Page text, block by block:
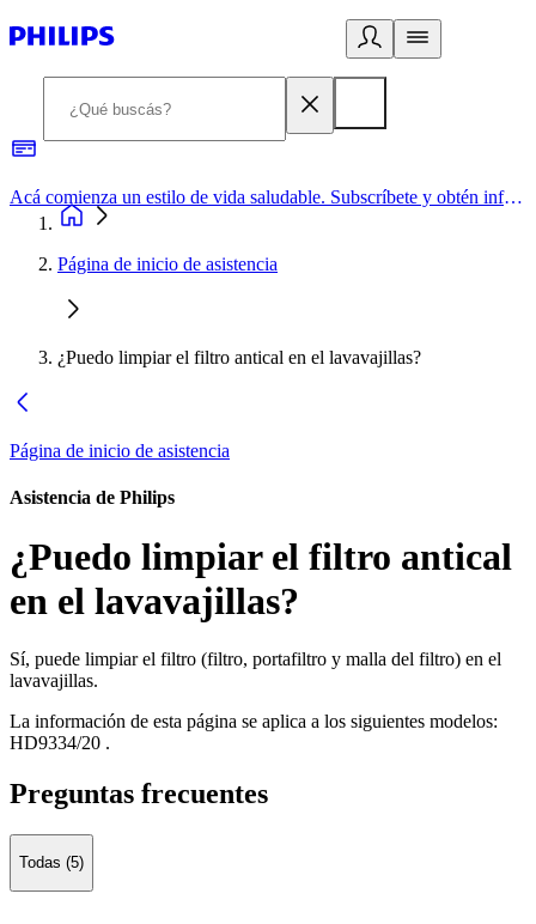
Acá comienza un estilo de vida saludable. Subscríbete y obtén información de primera mano
Página de inicio de asistencia
¿Puedo limpiar el filtro antical en el lavavajillas?
Página de inicio de asistencia
Asistencia de Philips
¿Puedo limpiar el filtro antical
en el lavavajillas?
Sí, puede limpiar el filtro (filtro, portafiltro y malla del filtro) en el
lavavajillas.
La información de esta página se aplica a los siguientes modelos:
HD9334/20 .
Preguntas frecuentes
Todas (5)